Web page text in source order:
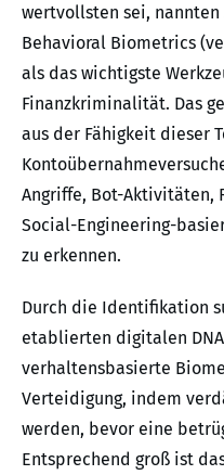
wertvollsten sei, nannten
Behavioral Biometrics
als das wichtigste
Finanzkriminalität. Das
aus der Fähigkeit dieser
Angriffe, Bot-Aktivitäten,
Social-Engineering-
zu erkennen.
Durch die Identifikation
etablierten digitalen
verhaltensbasierte
Verteidigung, indem
werden, bevor eine
Entsprechend groß ist